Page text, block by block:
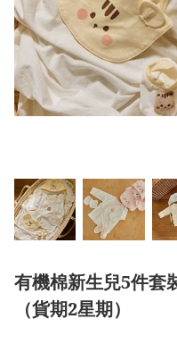
有機棉新生兒5件套
（貨期2星期）